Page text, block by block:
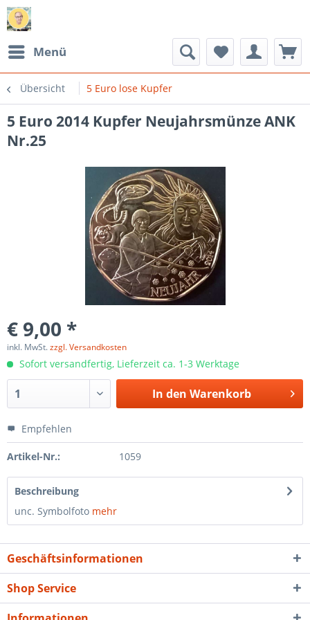
Menü
Übersicht 5 Euro lose Kupfer
5 Euro 2014 Kupfer Neujahrsmünze ANK
Nr.25
€ 9,00 *
inkl. MwSt.zzgl. Versandkosten
Sofort versandfertig, Lieferzeit ca. 1-3 Werktage
In den Warenkorb
Empfehlen
Artikel-Nr.: 1059
Beschreibung
unc. Symbolfoto mehr
Geschäftsinformationen
Shop Service